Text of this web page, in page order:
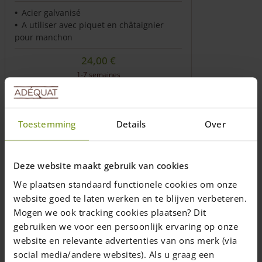
Toestemming Details Over
Deze website maakt gebruik van cookies
We plaatsen standaard functionele cookies om onze
website goed te laten werken en te blijven verbeteren.
Mogen we ook tracking cookies plaatsen? Dit
gebruiken we voor een persoonlijk ervaring op onze
website en relevante advertenties van ons merk (via
social media/andere websites). Als u graag een
Acier galvanisé
A utiliser avec piquet en châtaignier
pour manchon
24,00 €
1-7 semaines
Ajouter au panier